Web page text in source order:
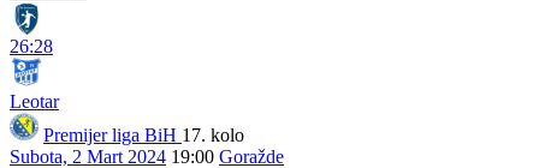
26:28
Leotar
Premijer liga BiH 17. kolo
Subota, 2 Mart 2024 19:00 Goražde